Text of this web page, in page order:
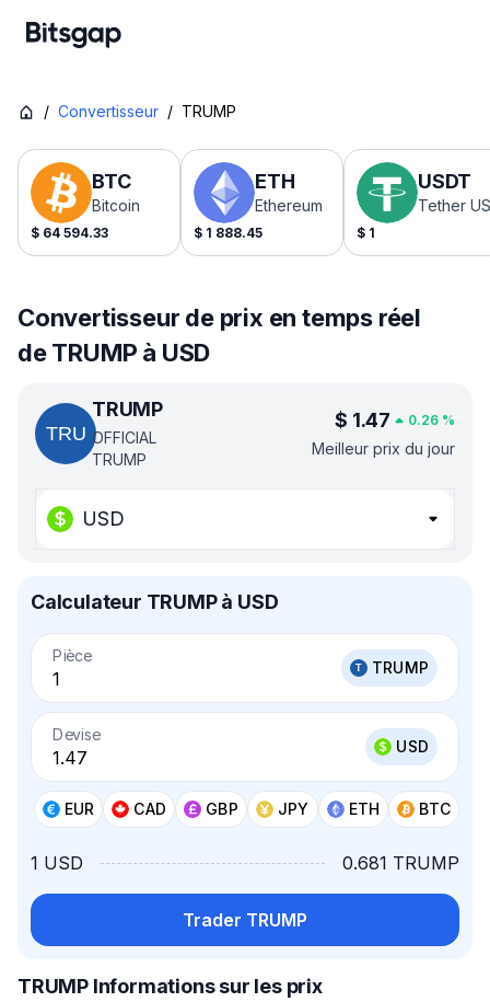
/ Convertisseur / TRUMP
BTC
Bitcoin
$ 64 594.33
ETH
Ethereum
$ 1 888.45
USDT
Tether
$ 1
Convertisseur de prix en temps réel
de TRUMP à USD
TRUMP
OFFICIAL
TRUMP
$ 1.47 0.26 %
Meilleur prix du jour
USD
Calculateur TRUMP à USD
Pièce
TRUMP
Devise
USD
EUR CAD GBP JPY ETH BTC
1 USD 0.681 TRUMP
Trader TRUMP
TRUMP Informations sur les prix